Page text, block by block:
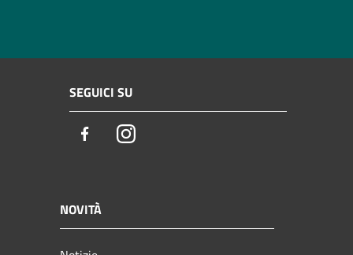
SEGUICI SU
FacebookInstagram
NOVITÀ